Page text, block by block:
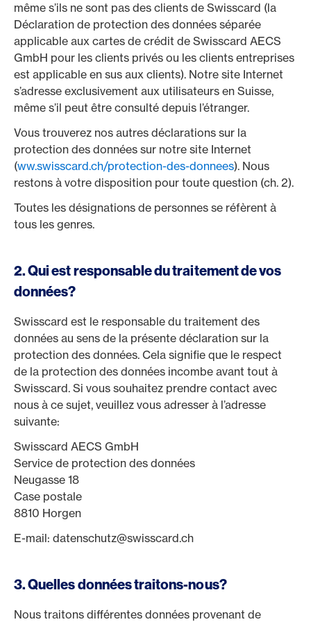
même s’ils ne sont pas des clients de Swisscard (la
Déclaration de protection des données séparée
applicable aux cartes de crédit de Swisscard AECS
GmbH pour les clients privés ou les clients entreprises
est applicable en sus aux clients). Notre site Internet
s’adresse exclusivement aux utilisateurs en Suisse,
même s’il peut être consulté depuis l’étranger.
Vous trouverez nos autres déclarations sur la
protection des données sur notre site Internet
(ww.swisscard.ch/protection-des-donnees). Nous
restons à votre disposition pour toute question (ch. 2).
Toutes les désignations de personnes se réfèrent à
tous les genres.
2. Qui est responsable du traitement de vos
données?
Swisscard est le responsable du traitement des
données au sens de la présente déclaration sur la
protection des données. Cela signifie que le respect
de la protection des données incombe avant tout à
Swisscard. Si vous souhaitez prendre contact avec
nous à ce sujet, veuillez vous adresser à l’adresse
suivante:
Swisscard AECS GmbH
Service de protection des données
Neugasse 18
Case postale
8810 Horgen
E-mail: datenschutz@swisscard.ch
3. Quelles données traitons-nous?
Nous traitons différentes données provenant de